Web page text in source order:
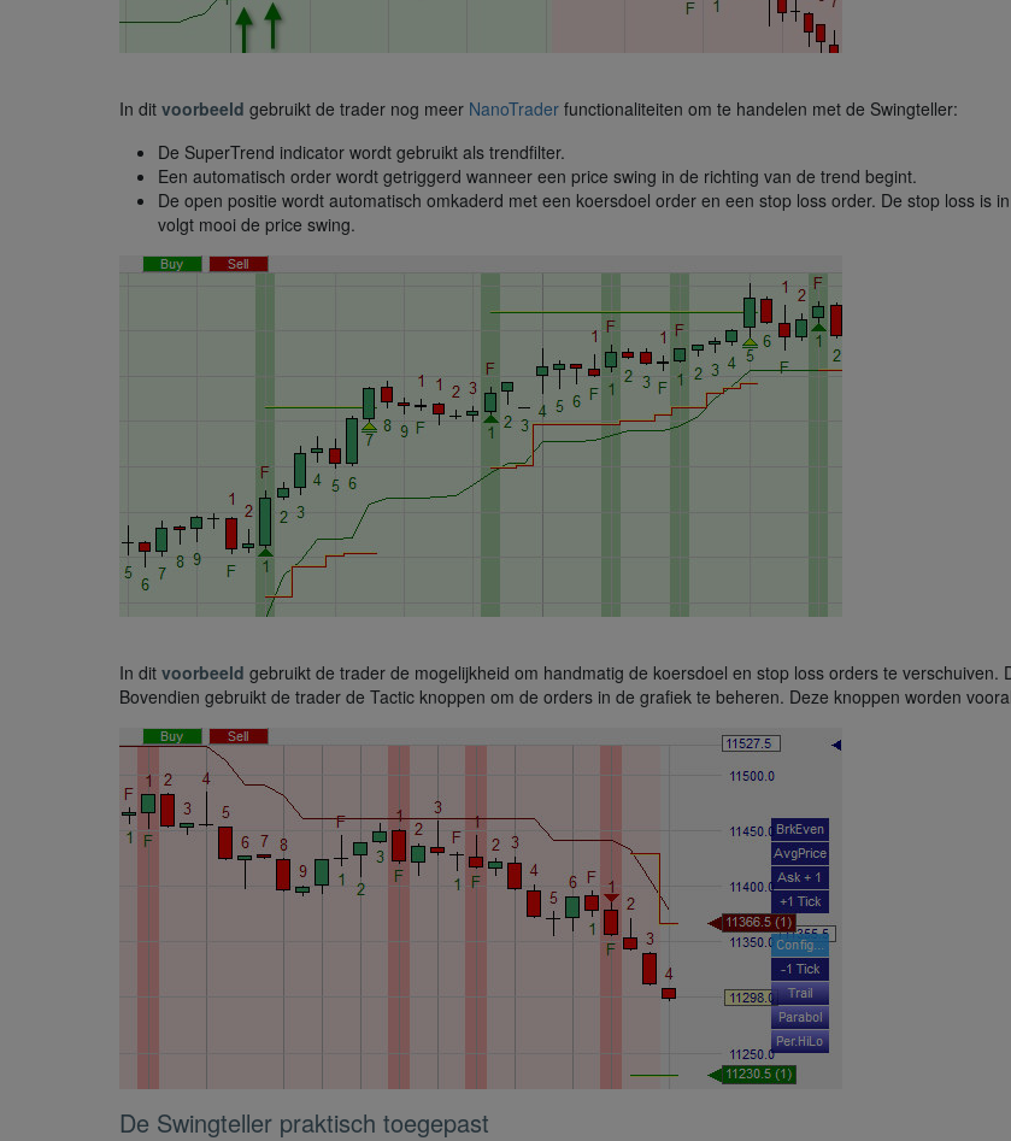
In dit voorbeeld gebruikt de trader nog meer NanoTrader functionaliteiten om te handelen met de Swingteller:
De SuperTrend indicator wordt gebruikt als trendfilter.
Een automatisch order wordt getriggerd wanneer een price swing in de richting van de trend begint.
De open positie wordt automatisch omkaderd met een koersdoel order en een stop loss order. De stop loss is
volgt mooi de price swing.
In dit voorbeeld gebruikt de trader de mogelijkheid om handmatig de koersdoel en stop loss orders te
Bovendien gebruikt de trader de Tactic knoppen om de orders in de grafiek te beheren. Deze knoppen worden
De Swingteller praktisch toegepast